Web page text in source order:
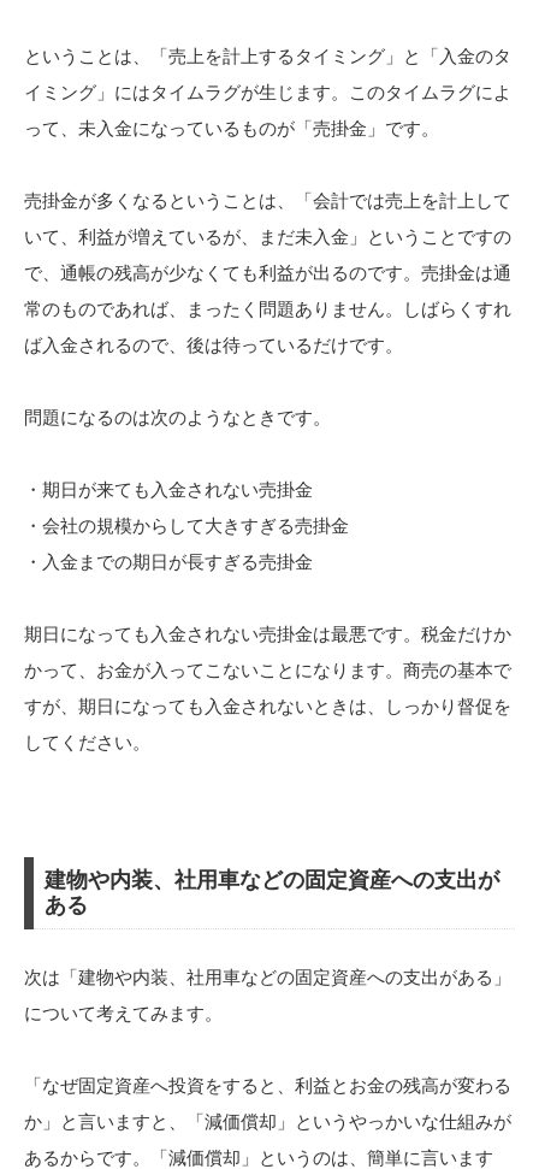
ということは、「売上を計上するタイミング」と「入金のタ
イミング」にはタイムラグが生じます。このタイムラグによ
って、未入金になっているものが「売掛金」です。
売掛金が多くなるということは、「会計では売上を計上して
いて、利益が増えているが、まだ未入金」ということですの
で、通帳の残高が少なくても利益が出るのです。売掛金は通
常のものであれば、まったく問題ありません。しばらくすれ
ば入金されるので、後は待っているだけです。
問題になるのは次のようなときです。
・期日が来ても入金されない売掛金
・会社の規模からして大きすぎる売掛金
・入金までの期日が長すぎる売掛金
期日になっても入金されない売掛金は最悪です。税金だけか
かって、お金が入ってこないことになります。商売の基本で
すが、期日になっても入金されないときは、しっかり督促を
してください。
建物や内装、社用車などの固定資産への支出が
ある
次は「建物や内装、社用車などの固定資産への支出がある」
について考えてみます。
「なぜ固定資産へ投資をすると、利益とお金の残高が変わる
か」と言いますと、「減価償却」というやっかいな仕組みが
あるからです。「減価償却」というのは、簡単に言います